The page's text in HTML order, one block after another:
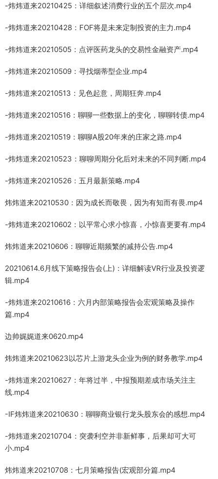
-炜炜道来20210425：详细叙述消费行业的五个层次.mp4
-炜炜道来20210428：FOF将是未来定制投资的主力.mp4
-炜炜道来20210505：点评医药龙头的交易性金融资产.mp4
-炜炜道来20210509：寻找烟蒂型企业.mp4
-炜炜道来20210513：见色起意，周期狂奔.mp4
-炜炜道来20210516：聊聊一些数据上的变化，聊聊转债.mp4
-炜炜道来20210519：聊聊A股20年来的庄家之路.mp4
-炜炜道来20210523：聊聊周期分化后对未来的不同判断.mp4
-炜炜道来20210526：五月最新策略.mp4
炜炜道来20210530：因为成长而敬畏，因为有知而有畏.mp4
-炜炜道来20210602：以平常心求小惊喜，小惊喜更要有.mp4
炜炜道来20210606：聊聊近期频繁的减持公告.mp4
20210614.6月线下策略报告会(上)：详细解读VR行业及投资逻
辑.mp4
-炜炜道来20210616：六月内部策略报告会宏观策略及操作
篇.mp4
边帅娓娓道来0620.mp4
炜炜道来20210623以芯片上游龙头企业为例的财务教学.mp4
-炜炜道来20210627：年将过半，中报预期差成市场关注主
线.mp4
-IF炜炜道来20210630：聊聊商业银行龙头股东会的感想.mp4
-炜炜道来20210704：突袭利空并非新鲜事，后果却可大可
小.mp4
炜炜道来20210708：七月策略报告(宏观部分篇.mp4